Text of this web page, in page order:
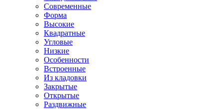
Современные
Форма
Высокие
Квадратные
Угловые
Низкие
Особенности
Встроенные
Из кладовки
Закрытые
Открытые
Раздвижные